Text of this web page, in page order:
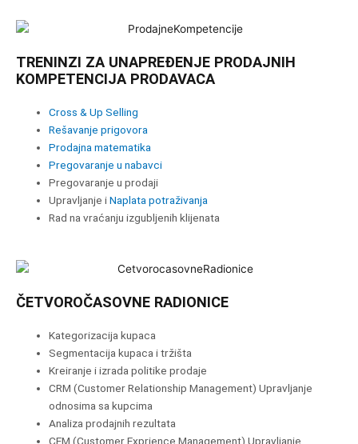
TRENINZI ZA UNAPREĐENJE PRODAJNIH
KOMPETENCIJA PRODAVACA
Cross & Up Selling
Rešavanje prigovora
Prodajna matematika
Pregovaranje u nabavci
Pregovaranje u prodaji
Upravljanje iNaplata potraživanja
Rad na vraćanju izgubljenih klijenata
ČETVOROČASOVNE RADIONICE
Kategorizacija kupaca
Segmentacija kupaca i tržišta
Kreiranje i izrada politike prodaje
CRM (Customer Relationship Management) Upravljanje
odnosima sa kupcima
Analiza prodajnih rezultata
CEM (Customer Exprience Management) Upravljanje